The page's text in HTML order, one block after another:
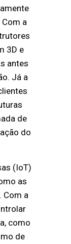
a
3D e
antes
Já a
de
do
(IoT)
as
Com a
como
de